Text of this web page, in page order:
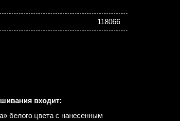
118066
входит:
белого цвета с нанесенным